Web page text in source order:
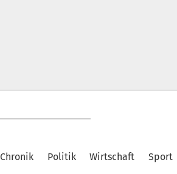
Chronik Politik Wirtschaft Sport